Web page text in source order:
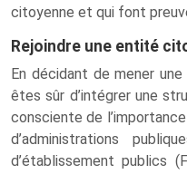
citoyenne et qui font
Rejoindre une entité
En décidant de mener
êtes sûr d’intégrer une
consciente de l’importance
d’administrations
d’établissement publics